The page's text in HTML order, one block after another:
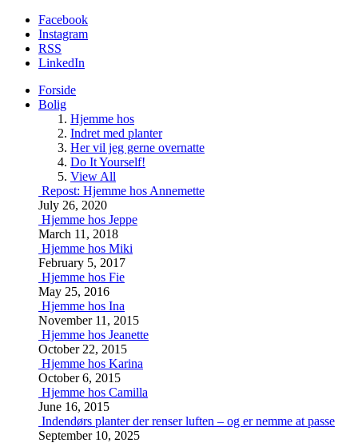
Facebook
Instagram
RSS
LinkedIn
Forside
Bolig
Hjemme hos
Indret med planter
Her vil jeg gerne overnatte
Do It Yourself!
View All
Repost: Hjemme hos Annemette
July 26, 2020
Hjemme hos Jeppe
March 11, 2018
Hjemme hos Miki
February 5, 2017
Hjemme hos Fie
May 25, 2016
Hjemme hos Ina
November 11, 2015
Hjemme hos Jeanette
October 22, 2015
Hjemme hos Karina
October 6, 2015
Hjemme hos Camilla
June 16, 2015
Indendørs planter der renser luften – og er nemme at passe
September 10, 2025